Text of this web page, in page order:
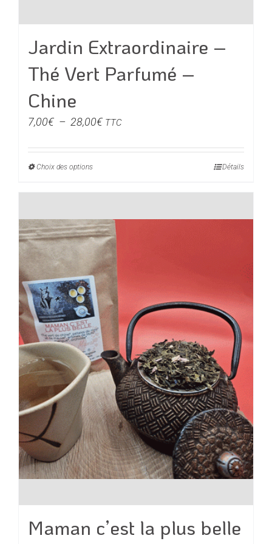
Jardin Extraordinaire –
Thé Vert Parfumé –
Chine
7,00€ – 28,00€Plage
prix :
TTC
Choix des optionsCe
plusieurs
variations.
Les
options
peuvent
être
choisies
sur
la
page
du
produit
Détails
Maman c’est la plus belle